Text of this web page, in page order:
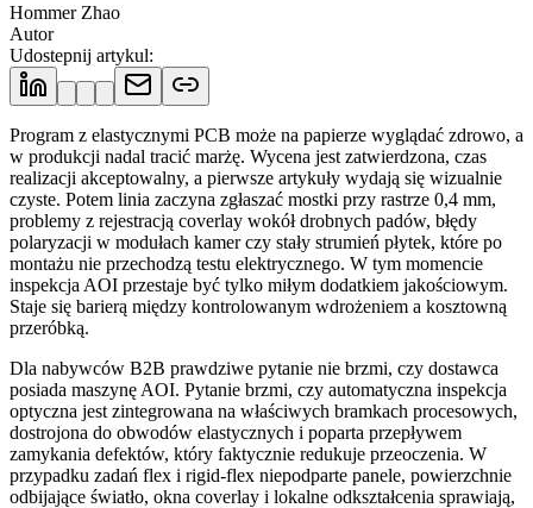
Hommer Zhao
Autor
Udostepnij artykul:
Program z elastycznymi PCB może na papierze wyglądać zdrowo, a
w produkcji nadal tracić marżę. Wycena jest zatwierdzona, czas
realizacji akceptowalny, a pierwsze artykuły wydają się wizualnie
czyste. Potem linia zaczyna zgłaszać mostki przy rastrze 0,4 mm,
problemy z rejestracją coverlay wokół drobnych padów, błędy
polaryzacji w modułach kamer czy stały strumień płytek, które po
montażu nie przechodzą testu elektrycznego. W tym momencie
inspekcja AOI przestaje być tylko miłym dodatkiem jakościowym.
Staje się barierą między kontrolowanym wdrożeniem a kosztowną
przeróbką.
Dla nabywców B2B prawdziwe pytanie nie brzmi, czy dostawca
posiada maszynę AOI. Pytanie brzmi, czy automatyczna inspekcja
optyczna jest zintegrowana na właściwych bramkach procesowych,
dostrojona do obwodów elastycznych i poparta przepływem
zamykania defektów, który faktycznie redukuje przeoczenia. W
przypadku zadań flex i rigid-flex niepodparte panele, powierzchnie
odbijające światło, okna coverlay i lokalne odkształcenia sprawiają,